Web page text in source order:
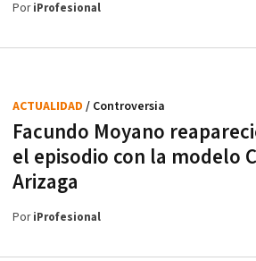
PoriProfesional
Facundo Moyano
el episodio con la modelo
Arizaga
ACTUALIDAD / Controversia
PoriProfesional